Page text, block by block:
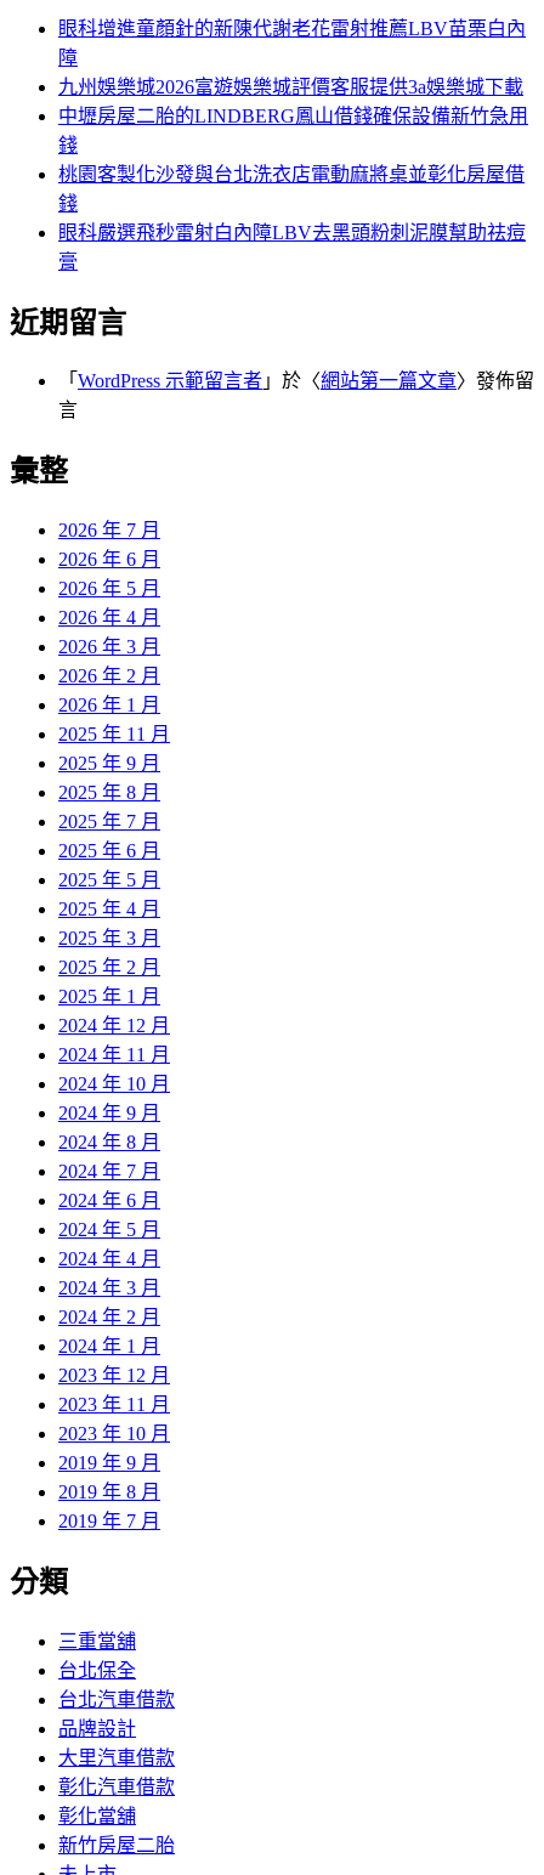
眼科增進童顏針的新陳代謝老花雷射推薦LBV苗栗白內
障
九州娛樂城2026富遊娛樂城評價客服提供3a娛樂城下載
中壢房屋二胎的LINDBERG鳳山借錢確保設備新竹急用
錢
桃園客製化沙發與台北洗衣店電動麻將桌並彰化房屋借
錢
眼科嚴選飛秒雷射白內障LBV去黑頭粉刺泥膜幫助祛痘
膏
近期留言
「 WordPress 示範留言者 」於〈網站第一篇文章〉發佈留
言
彙整
2026 年 7 月
2026 年 6 月
2026 年 5 月
2026 年 4 月
2026 年 3 月
2026 年 2 月
2026 年 1 月
2025 年 11 月
2025 年 9 月
2025 年 8 月
2025 年 7 月
2025 年 6 月
2025 年 5 月
2025 年 4 月
2025 年 3 月
2025 年 2 月
2025 年 1 月
2024 年 12 月
2024 年 11 月
2024 年 10 月
2024 年 9 月
2024 年 8 月
2024 年 7 月
2024 年 6 月
2024 年 5 月
2024 年 4 月
2024 年 3 月
2024 年 2 月
2024 年 1 月
2023 年 12 月
2023 年 11 月
2023 年 10 月
2019 年 9 月
2019 年 8 月
2019 年 7 月
分類
三重當舖
台北保全
台北汽車借款
品牌設計
大里汽車借款
彰化汽車借款
彰化當舖
新竹房屋二胎